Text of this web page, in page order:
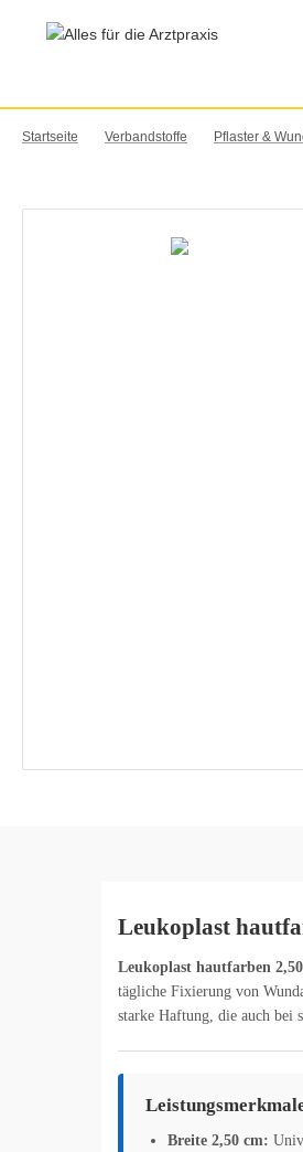
Startseite Verbandstoffe Pflaster &
Leukoplast
Leukoplast hautfarben
tägliche Fixierung von
starke Haftung, die auch bei
Breite 2,50 cm: